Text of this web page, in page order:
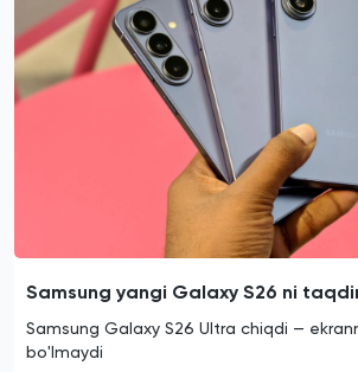
Samsung yangi Galaxy S26 ni
Samsung Galaxy S26 Ultra chiqdi —
bo'lmaydi